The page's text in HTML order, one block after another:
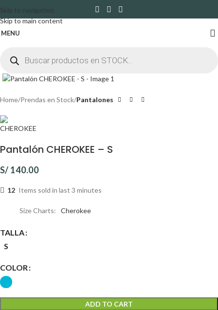
Skip to navigation
Skip to main content
MENU
Click to enlarge
Home Prendas en Stock Pantalones
Pantalón CHEROKEE – S
S/ 140.00
12 Items sold in last 3 minutes
Size Charts Cherokee
TALLA
S
COLOR
ADD TO CART